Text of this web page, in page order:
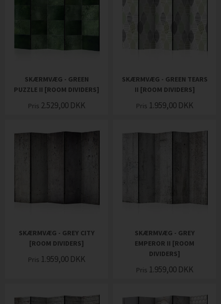
SKÆRMVÆG - GREEN
PUZZLE II [ROOM DIVIDERS]
Pris 2.529,00 DKK
SKÆRMVÆG - GREEN TEARS
II [ROOM DIVIDERS]
Pris 1.959,00 DKK
SKÆRMVÆG - GREY CITY
[ROOM DIVIDERS]
Pris 1.959,00 DKK
SKÆRMVÆG - GREY
EMPEROR II [ROOM
DIVIDERS]
Pris 1.959,00 DKK